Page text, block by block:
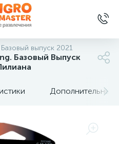
выпуск 2021
Базовый Выпуск
Дополнительные